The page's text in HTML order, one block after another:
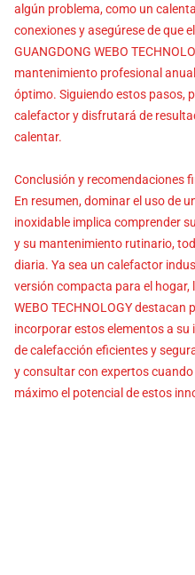
algún problema, como un
conexiones y asegúrese de que
GUANGDONG WEBO
mantenimiento profesional
óptimo. Siguiendo estos pasos,
calefactor y disfrutará de
calentar.
Conclusión y recomendaciones
En resumen, dominar el uso de
inoxidable implica comprender
y su mantenimiento rutinario,
diaria. Ya sea un calefactor
versión compacta para el hogar,
WEBO TECHNOLOGY
incorporar estos elementos a
de calefacción eficientes y
y consultar con expertos
máximo el potencial de estos